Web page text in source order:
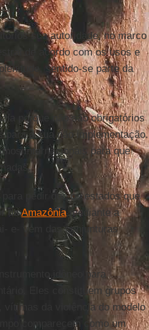
sua autoridade, no marco
de acordo com os usos e
sentido-se parte da
porque não são obrigatórios
a sua não implementação.
internacionais para que
pedir que os estados que
daAmazôniamediante a
e- vem das conjunturas
idôneo para
Eles constituem grupos
vítimas da violência do modelo
comparecem como um